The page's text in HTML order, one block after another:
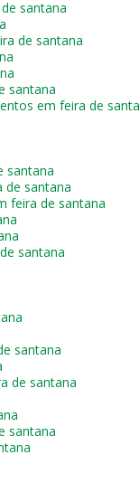
santana
de santana
santana
em feira de
santana
de santana
feira de santana
santana
santana
de santana
santana